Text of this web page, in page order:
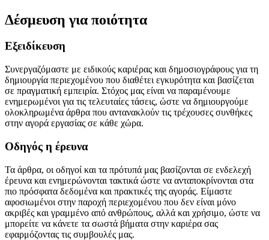
Δέσμευση για ποιότητα
Εξειδίκευση
Συνεργαζόμαστε με ειδικούς καριέρας και δημοσιογράφους για τη
δημιουργία περιεχομένου που διαθέτει εγκυρότητα και βασίζεται
σε πραγματική εμπειρία. Στόχος μας είναι να παραμένουμε
ενημερωμένοι για τις τελευταίες τάσεις, ώστε να δημιουργούμε
ολοκληρωμένα άρθρα που αντανακλούν τις τρέχουσες συνθήκες
στην αγορά εργασίας σε κάθε χώρα.
Οδηγός η έρευνα
Τα άρθρα, οι οδηγοί και τα πρότυπά μας βασίζονται σε ενδελεχή
έρευνα και ενημερώνονται τακτικά ώστε να ανταποκρίνονται στα
πιο πρόσφατα δεδομένα και πρακτικές της αγοράς. Είμαστε
αφοσιωμένοι στην παροχή περιεχομένου που δεν είναι μόνο
ακριβές και γραμμένο από ανθρώπους, αλλά και χρήσιμο, ώστε να
μπορείτε να κάνετε τα σωστά βήματα στην καριέρα σας
εφαρμόζοντας τις συμβουλές μας.